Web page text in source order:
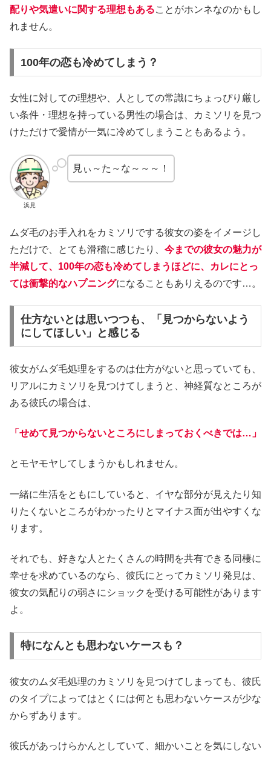
配りや気遣いに関する理想もあることがホンネなのかもし
れません。
100年の恋も冷めてしまう？
女性に対しての理想や、人としての常識にちょっぴり厳し
い条件・理想を持っている男性の場合は、カミソリを見つ
けただけで愛情が一気に冷めてしまうこともあるよう。
浜見
見ぃ～た～な～～～！
ムダ毛のお手入れをカミソリでする彼女の姿をイメージし
ただけで、とても滑稽に感じたり、 今までの彼女の魅力が
半減して、100年の恋も冷めてしまうほどに、カレにとっ
ては衝撃的なハプニングになることもありえるのです…。
仕方ないとは思いつつも、「見つからないよう
にしてほしい」と感じる
彼女がムダ毛処理をするのは仕方がないと思っていても、
リアルにカミソリを見つけてしまうと、神経質なところが
ある彼氏の場合は、
「せめて見つからないところにしまっておくべきでは…」
とモヤモヤしてしまうかもしれません。
一緒に生活をともにしていると、イヤな部分が見えたり知
りたくないところがわかったりとマイナス面が出やすくな
ります。
それでも、好きな人とたくさんの時間を共有できる同棲に
幸せを求めているのなら、彼氏にとってカミソリ発見は、
彼女の気配りの弱さにショックを受ける可能性があります
よ。
特になんとも思わないケースも？
彼女のムダ毛処理のカミソリを見つけてしまっても、彼氏
のタイプによってはとくには何とも思わないケースが少な
からずあります。
彼氏があっけらかんとしていて、細かいことを気にしない